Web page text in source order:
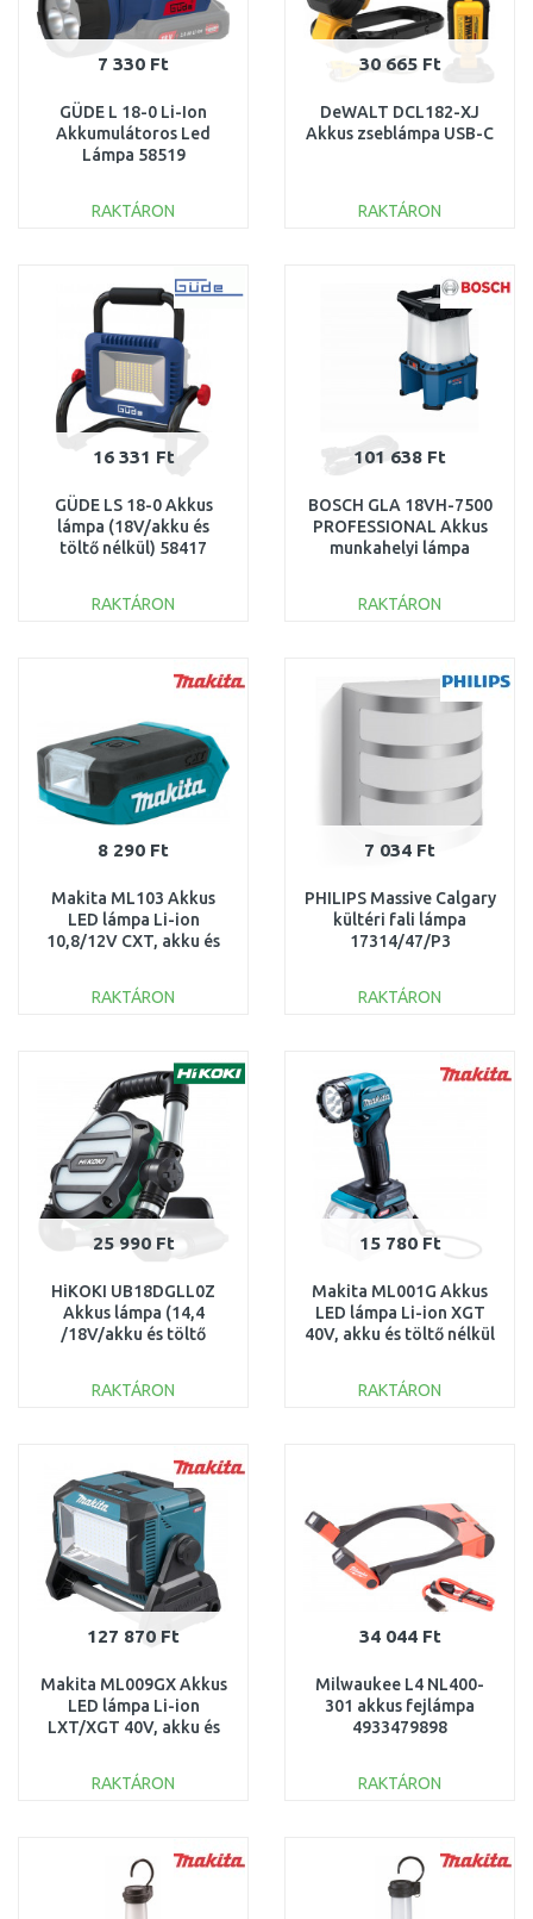
7 330 Ft
GÜDE L 18-0 Li-Ion
Akkumulátoros Led
Lámpa 58519
RAKTÁRON
Összehasonlítás
30 665 Ft
DeWALT DCL182-XJ
Akkus zseblámpa USB-C
RAKTÁRON
Összehasonlítás
16 331 Ft
GÜDE LS 18-0 Akkus
lámpa (18V/akku és
töltő nélkül) 58417
RAKTÁRON
Összehasonlítás
101 638 Ft
BOSCH GLA 18VH-7500
PROFESSIONAL Akkus
munkahelyi lámpa
RAKTÁRON
Összehasonlítás
8 290 Ft
Makita ML103 Akkus
LED lámpa Li-ion
10,8/12V CXT, akku és
RAKTÁRON
Összehasonlítás
7 034 Ft
PHILIPS Massive Calgary
kültéri fali lámpa
17314/47/P3
RAKTÁRON
Összehasonlítás
25 990 Ft
HiKOKI UB18DGLL0Z
Akkus lámpa (14,4
/18V/akku és töltő
RAKTÁRON
Összehasonlítás
15 780 Ft
Makita ML001G Akkus
LED lámpa Li-ion XGT
40V, akku és töltő nélkül
RAKTÁRON
127 870 Ft
Makita ML009GX Akkus
LED lámpa Li-ion
LXT/XGT 40V, akku és
RAKTÁRON
Összehasonlítás
34 044 Ft
Milwaukee L4 NL400-
301 akkus fejlámpa
4933479898
RAKTÁRON
Összehasonlítás